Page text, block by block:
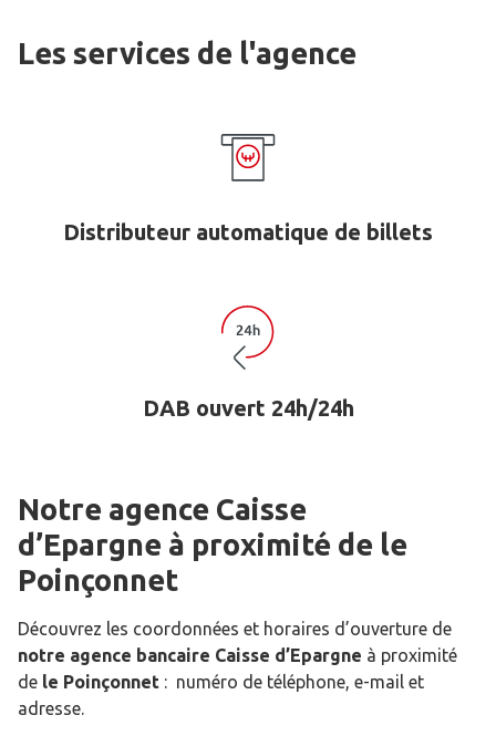
Les services de l'agence
Distributeur automatique de billets
DAB ouvert 24h/24h
Notre agence Caisse
d’Epargne à proximité de le
Poinçonnet
Découvrez les coordonnées et horaires d’ouverture de
notre agence bancaire Caisse d’Epargne à proximité
de le Poinçonnet : numéro de téléphone, e-mail et
adresse.